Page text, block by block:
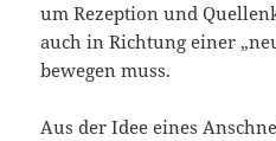
um Rezeption und
auch in Richtung einer
bewegen muss.
Aus der Idee eines